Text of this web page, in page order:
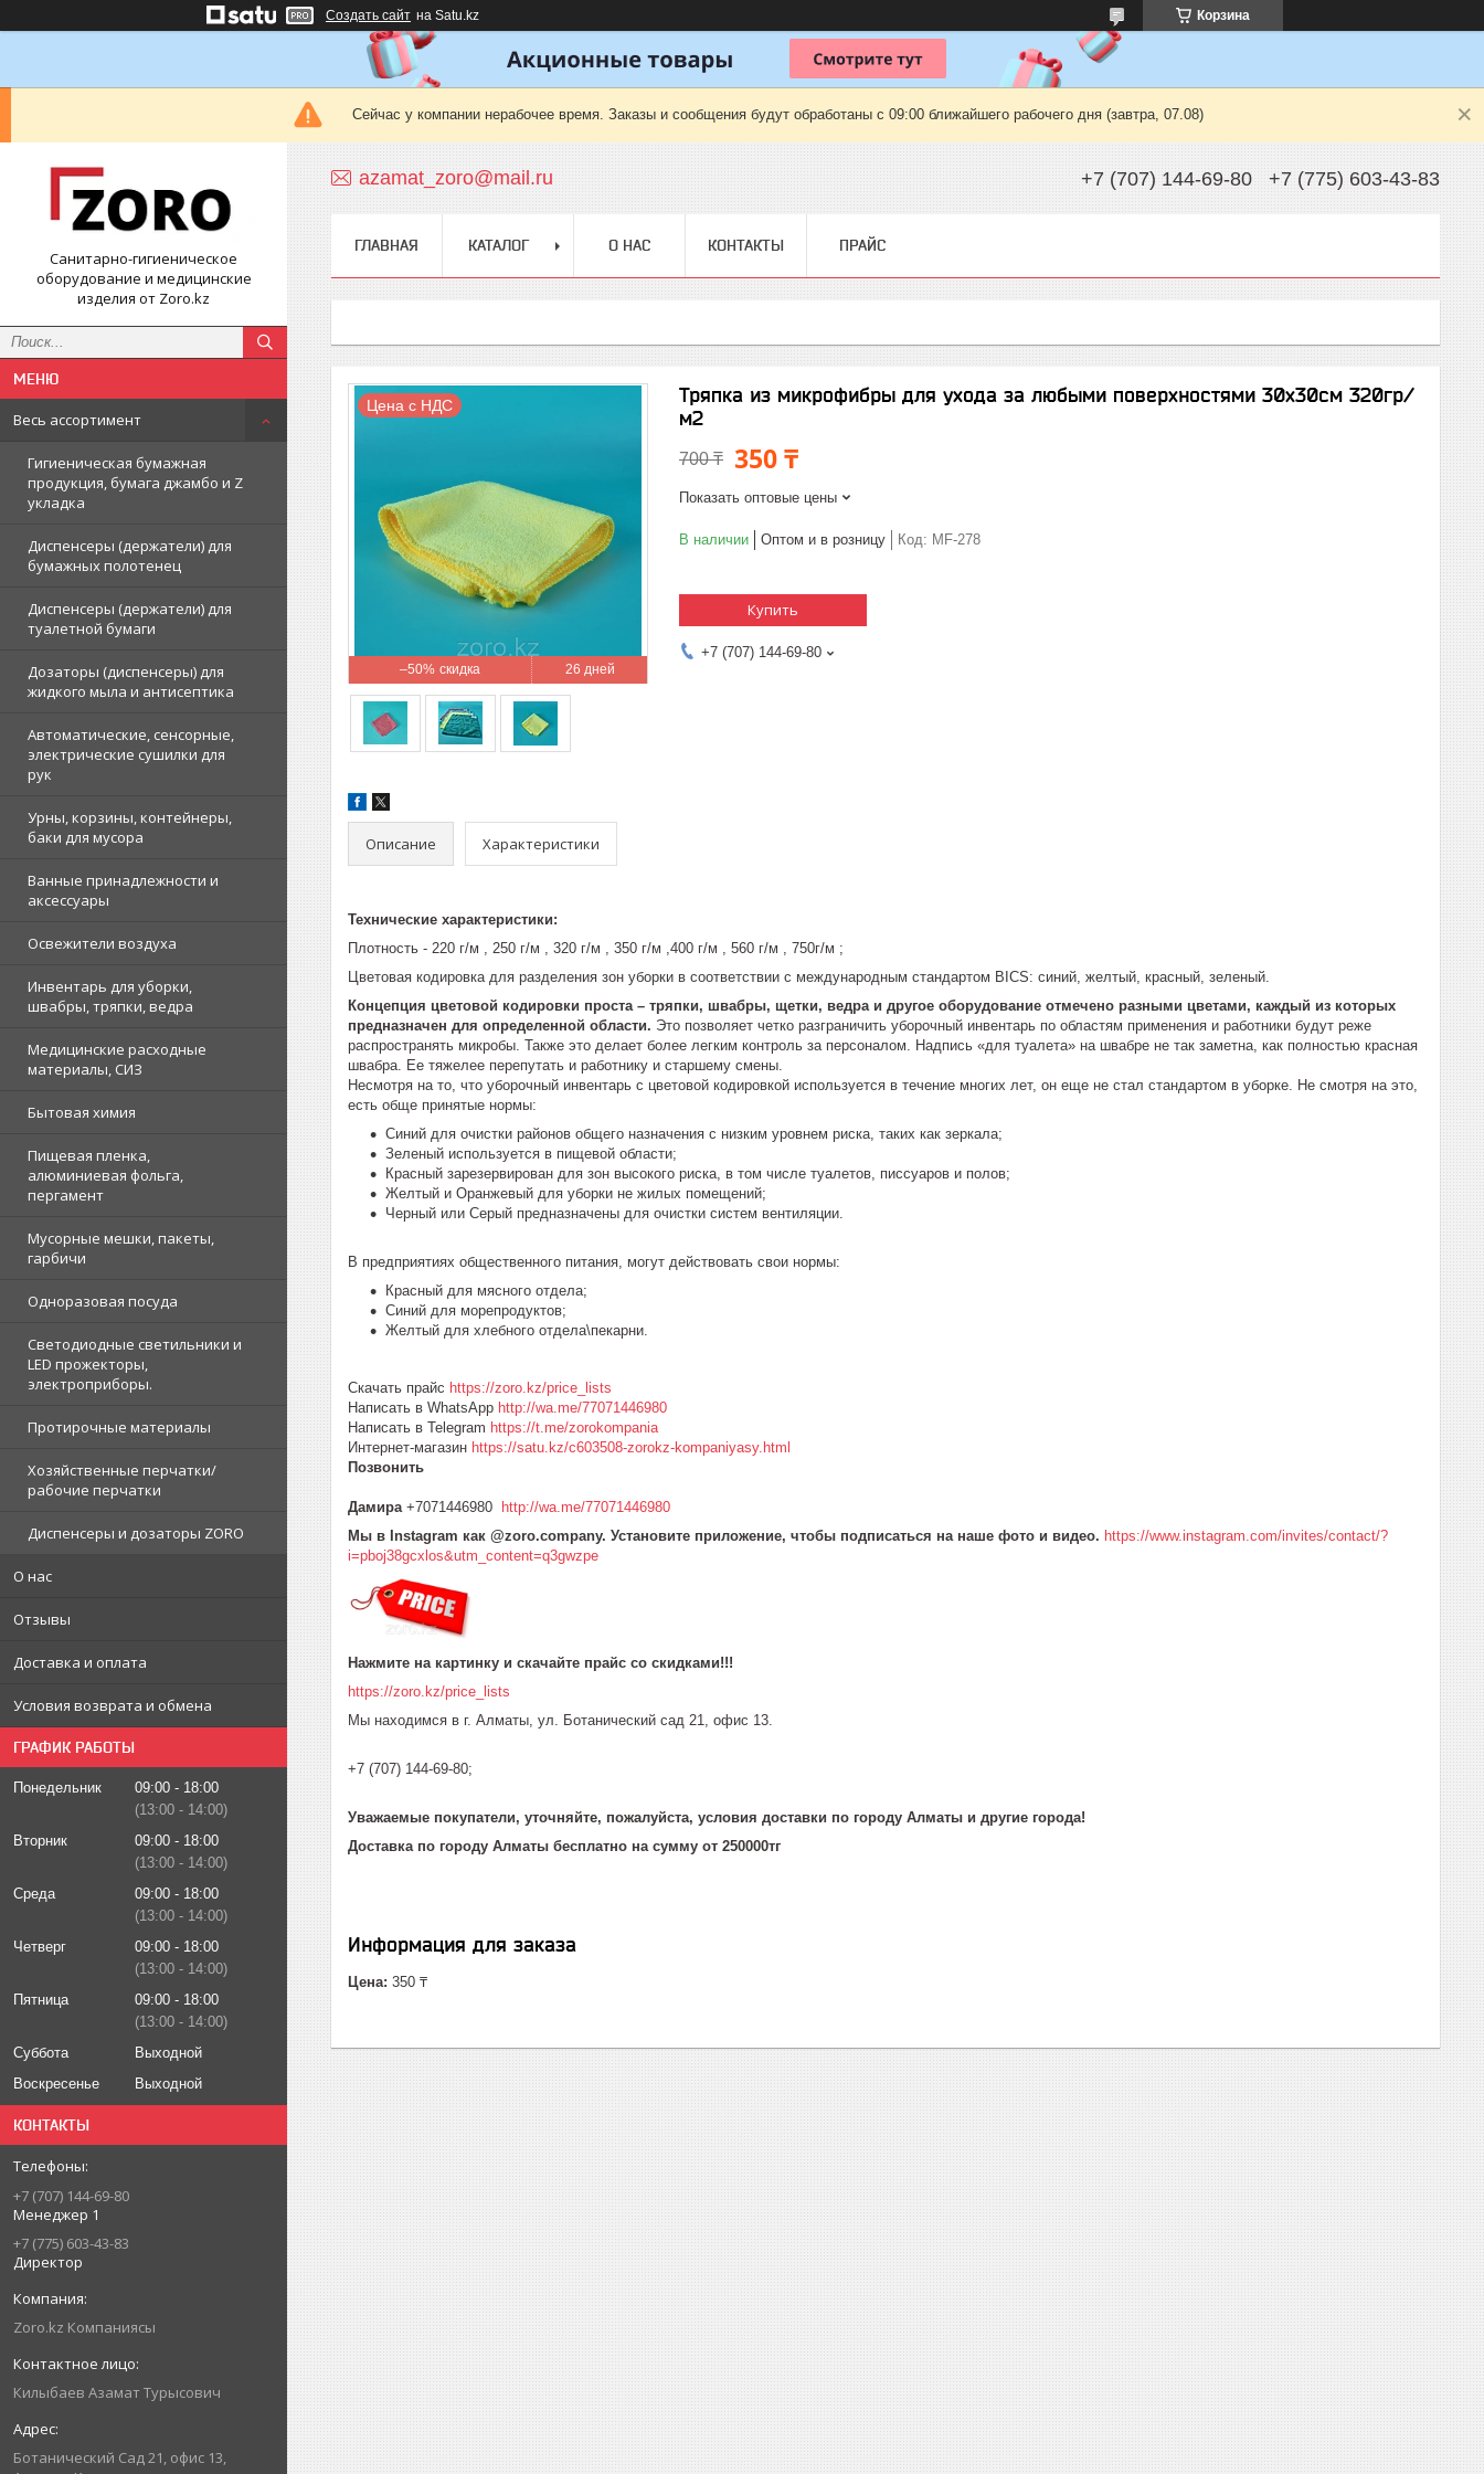
Создать сайт на Satu.kz Корзина
Сейчас у компании нерабочее время. Заказы и сообщения будут обработаны с 09:00 ближайшего рабочего дня (завтра, 07.08)
Санитарно-гигиеническое
оборудование и медицинские
изделия от Zoro.kz
Весь ассортимент
Гигиеническая бумажная
продукция, бумага джамбо и Z
укладка
Диспенсеры (держатели) для
бумажных полотенец
Диспенсеры (держатели) для
туалетной бумаги
Дозаторы (диспенсеры) для
жидкого мыла и антисептика
Автоматические, сенсорные,
электрические сушилки для
рук
Урны, корзины, контейнеры,
баки для мусора
Ванные принадлежности и
аксессуары
Освежители воздуха
Инвентарь для уборки,
швабры, тряпки, ведра
Медицинские расходные
материалы, СИЗ
Бытовая химия
Пищевая пленка,
алюминиевая фольга,
пергамент
Мусорные мешки, пакеты,
гарбичи
Одноразовая посуда
Светодиодные светильники и
LED прожекторы,
электроприборы.
Протирочные материалы
Хозяйственные перчатки/
рабочие перчатки
Диспенсеры и дозаторы ZORO
О нас
Отзывы
Доставка и оплата
Условия возврата и обмена
ГРАФИК РАБОТЫ
Понедельник 09:00
18:00
13:00
14:00
Вторник
09:00
18:00
13:00
14:00
Среда
09:00
18:00
13:00
14:00
Четверг
09:00
18:00
13:00
14:00
Пятница
09:00
18:00
13:00
14:00
Суббота
Выходной
Воскресенье
Выходной
КОНТАКТЫ
+7 (707) 144-69-80
Менеджер 1
+7 (775) 603-43-83
Директор
Zoro.kz Компаниясы
Килыбаев Азамат Турысович
Ботанический Сад 21, офис 13,
azamat_zoro@mail.ru +7 (707) 144-69-80 +7 (775) 603-43-83
ГЛАВНАЯ КАТАЛОГ О НАС КОНТАКТЫ ПРАЙС
–50% 26 дней
Цена с НДС
Тряпка из микрофибры для ухода за любыми поверхностями 30х30см 320гр/
м2
700 ₸ 350 ₸
Показать оптовые цены
В наличии Оптом и в розницу Код: MF-278
Купить
+7 (707) 144-69-80
Описание Характеристики
Технические характеристики:
Плотность - 220 г/м , 250 г/м , 320 г/м , 350 г/м ,400 г/м , 560 г/м , 750г/м ;
Цветовая кодировка для разделения зон уборки в соответствии с международным стандартом BICS: синий, желтый, красный, зеленый.
Концепция цветовой кодировки проста – тряпки, швабры, щетки, ведра и другое оборудование отмечено разными цветами, каждый из которых
предназначен для определенной области. Это позволяет четко разграничить уборочный инвентарь по областям применения и работники будут реже
распространять микробы. Также это делает более легким контроль за персоналом. Надпись «для туалета» на швабре не так заметна, как полностью красная
швабра. Ее тяжелее перепутать и работнику и старшему смены.
Несмотря на то, что уборочный инвентарь с цветовой кодировкой используется в течение многих лет, он еще не стал стандартом в уборке. Не смотря на это,
есть обще принятые нормы:
Синий для очистки районов общего назначения с низким уровнем риска, таких как зеркала;
Зеленый используется в пищевой области;
Красный зарезервирован для зон высокого риска, в том числе туалетов, писсуаров и полов;
Желтый и Оранжевый для уборки не жилых помещений;
Черный или Серый предназначены для очистки систем вентиляции.
В предприятиях общественного питания, могут действовать свои нормы:
Красный для мясного отдела;
Синий для морепродуктов;
Желтый для хлебного отдела\пекарни.
Скачать прайс https://zoro.kz/price_lists
Написать в WhatsApp http://wa.me/77071446980
Написать в Telegram https://t.me/zorokompania
Интернет-магазин https://satu.kz/c603508-zorokz-kompaniyasy.html
Позвонить
Дамира +7071446980
http://wa.me/77071446980
Мы в Instagram как @zoro.company. Установите приложение, чтобы подписаться на наше фото и видео. https://www.instagram.com/invites/contact/?
i=pboj38gcxlos&utm_content=q3gwzpe
Нажмите на картинку и скачайте прайс со скидками!!!
https://zoro.kz/price_lists
Мы находимся в г. Алматы, ул. Ботанический сад 21, офис 13.
+7 (707) 144-69-80;
Уважаемые покупатели, уточняйте, пожалуйста, условия доставки по городу Алматы и другие города!
Доставка по городу Алматы бесплатно на сумму от 250000тг
Информация для заказа
Цена: 350 ₸